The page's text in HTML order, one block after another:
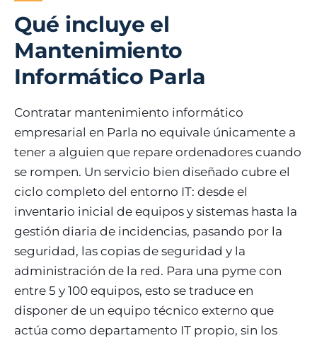
Qué incluye el
Mantenimiento
Informático Parla
Contratar mantenimiento informático
empresarial en Parla no equivale únicamente a
tener a alguien que repare ordenadores cuando
se rompen. Un servicio bien diseñado cubre el
ciclo completo del entorno IT: desde el
inventario inicial de equipos y sistemas hasta la
gestión diaria de incidencias, pasando por la
seguridad, las copias de seguridad y la
administración de la red. Para una pyme con
entre 5 y 100 equipos, esto se traduce en
disponer de un equipo técnico externo que
actúa como departamento IT propio, sin los